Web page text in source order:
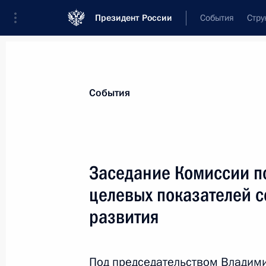
Президент России События
Лента событий
События
Заседание Комиссии
целевых показателей
развития
Под председательством